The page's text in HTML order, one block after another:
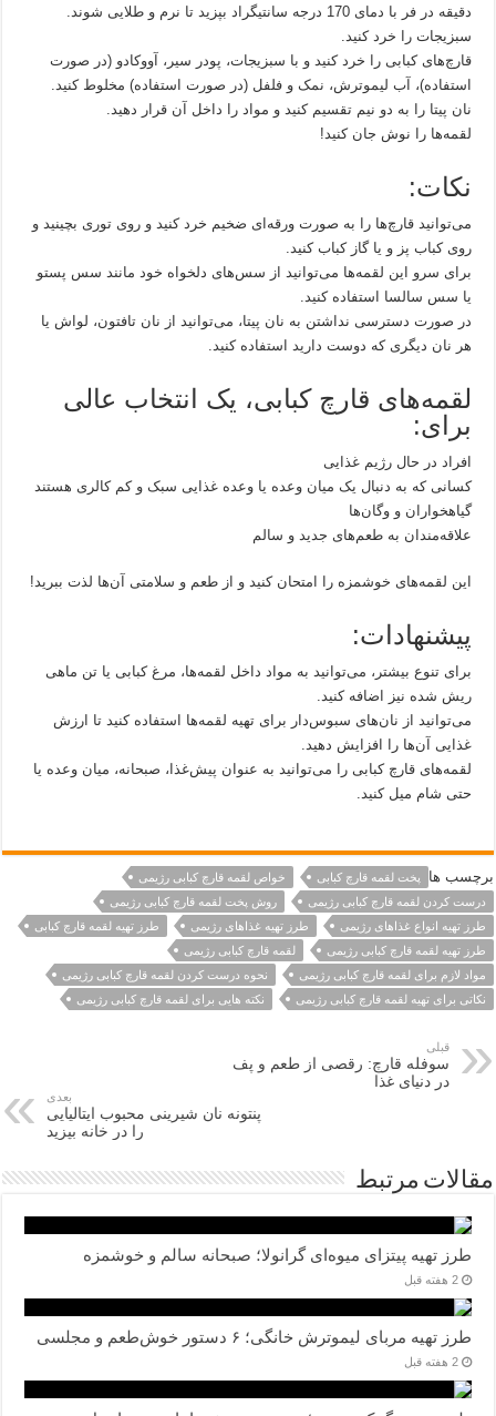
دقیقه در فر با دمای 170 درجه سانتیگراد بپزید تا نرم و طلایی شوند.
سبزیجات را خرد کنید.
قارچ‌های کبابی را خرد کنید و با سبزیجات، پودر سیر، آووکادو (در صورت
استفاده)، آب لیموترش، نمک و فلفل (در صورت استفاده) مخلوط کنید.
نان پیتا را به دو نیم تقسیم کنید و مواد را داخل آن قرار دهید.
لقمه‌ها را نوش جان کنید!
نکات:
می‌توانید قارچ‌ها را به صورت ورقه‌ای ضخیم خرد کنید و روی توری بچینید و
روی کباب پز و یا گاز کباب کنید.
برای سرو این لقمه‌ها می‌توانید از سس‌های دلخواه خود مانند سس پستو
یا سس سالسا استفاده کنید.
در صورت دسترسی نداشتن به نان پیتا، می‌توانید از نان تافتون، لواش یا
هر نان دیگری که دوست دارید استفاده کنید.
لقمه‌های قارچ کبابی، یک انتخاب عالی
برای:
افراد در حال رژیم غذایی
کسانی که به دنبال یک میان وعده یا وعده غذایی سبک و کم کالری هستند
گیاهخواران و وگان‌ها
علاقه‌مندان به طعم‌های جدید و سالم
این لقمه‌های خوشمزه را امتحان کنید و از طعم و سلامتی آن‌ها لذت ببرید!
پیشنهادات:
برای تنوع بیشتر، می‌توانید به مواد داخل لقمه‌ها، مرغ کبابی یا تن ماهی
ریش شده نیز اضافه کنید.
می‌توانید از نان‌های سبوس‌دار برای تهیه لقمه‌ها استفاده کنید تا ارزش
غذایی آن‌ها را افزایش دهید.
لقمه‌های قارچ کبابی را می‌توانید به عنوان پیش‌غذا، صبحانه، میان وعده یا
حتی شام میل کنید.
برچسب ها پخت لقمه قارچ کبابی
خواص لقمه قارچ کبابی رژیمی
درست کردن لقمه قارچ کبابی رژیمی
روش پخت لقمه قارچ کبابی رژیمی
طرز تهیه انواع غذاهای رژیمی
طرز تهیه غذاهای رژیمی
طرز تهیه لقمه قارچ کبابی
طرز تهیه لقمه قارچ کبابی رژیمی
لقمه قارچ کبابی رژیمی
مواد لازم برای لقمه قارچ کبابی رژیمی
نحوه درست کردن لقمه قارچ کبابی رژیمی
نکاتی برای تهیه لقمه قارچ کبابی رژیمی
نکته هایی برای لقمه قارچ کبابی رژیمی
قبلی
سوفله قارچ: رقصی از طعم و پف
در دنیای غذا
بعدی
پنتونه نان شیرینی محبوب ایتالیایی
را در خانه بپزید
مقالات مرتبط
طرز تهیه پیتزای میوه‌ای گرانولا؛ صبحانه سالم و خوشمزه
2 هفته قبل
طرز تهیه مربای لیموترش خانگی؛ ۶ دستور خوش‌طعم و مجلسی
2 هفته قبل